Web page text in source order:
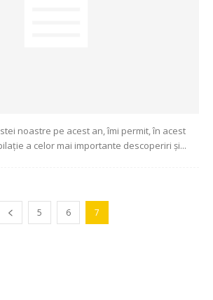
noastre pe acest an, îmi permit, în acest
a celor mai importante descoperiri și...
5 6 7